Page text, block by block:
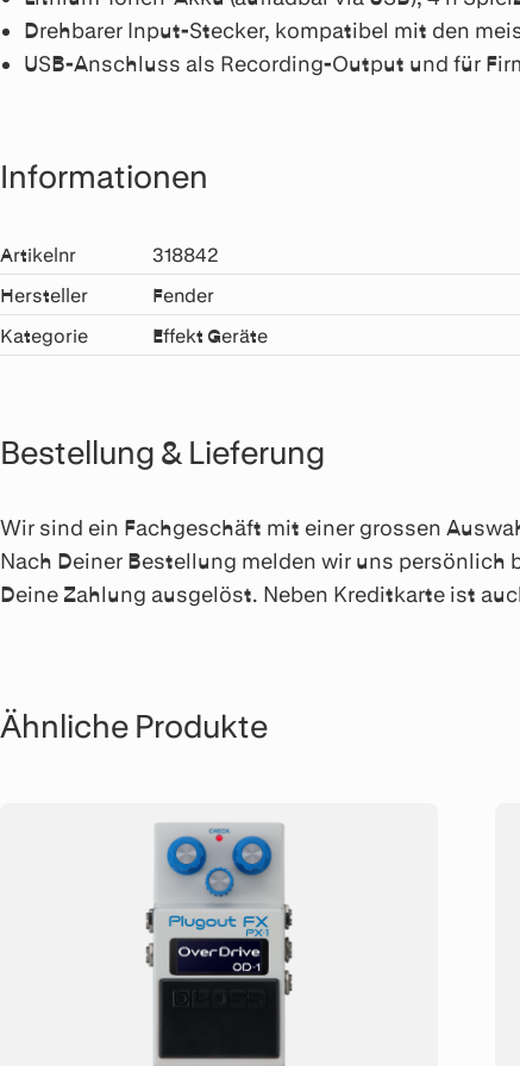
Drehbarer Input-Stecker, kompatibel mit den
USB-Anschluss als Recording-Output und für
Informationen
Artikelnr
318842
Hersteller
Fender
Kategorie
Effekt Geräte
Bestellung & Lieferung
Wir sind ein Fachgeschäft mit einer grossen
Nach Deiner Bestellung melden wir uns persönlich
Deine Zahlung ausgelöst. Neben Kreditkarte ist
Ähnliche Produkte